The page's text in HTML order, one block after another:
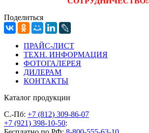
Поделиться
ПРАЙС-ЛИСТ
ТЕХН. ИНФОРМАЦИЯ
ФОТОГАЛЕРЕЯ
ДИЛЕРАМ
КОНТАКТЫ
Каталог продукции
С.-Пб: +7 (812) 309-86-07
+7 (921) 398-10-50: